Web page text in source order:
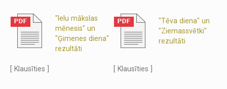
"Ielu mākslas
mēnesis" un
"Ģimenes diena"
rezultāti
[ Klausīties ]
"Tēva diena" un
"Ziemassvētki"
rezultāti
[ Klausīties ]